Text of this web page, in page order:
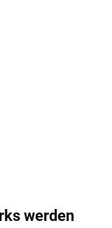
werden